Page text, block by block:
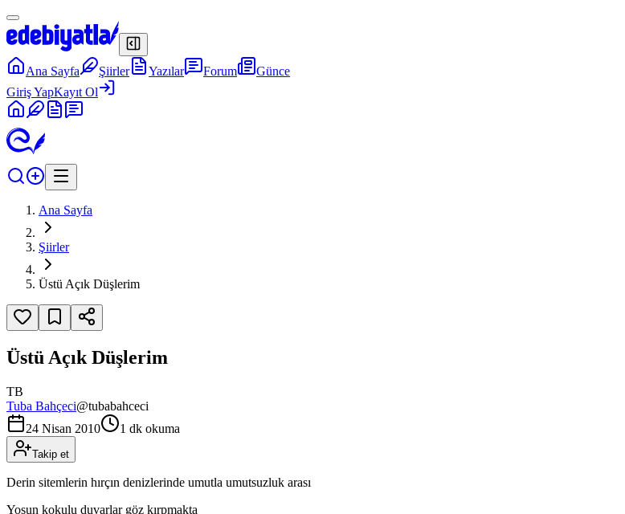
Ana Sayfa Şiirler Yazılar Forum
Günce
Giriş YapKayıt Ol
Ana Sayfa
Şiirler
Üstü Açık Düşlerim
Üstü Açık Düşlerim
TB
Tuba Bahçeci@tubabahceci
24 Nisan 2010
1 dk okuma
Takip et
Derin sitemlerin hırçın denizlerinde umutla umutsuzluk arası
Yosun kokulu duvarlar göz kırpmakta